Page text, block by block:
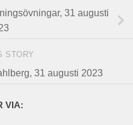
31 augusti
STORY
31 augusti 2023
VIA: